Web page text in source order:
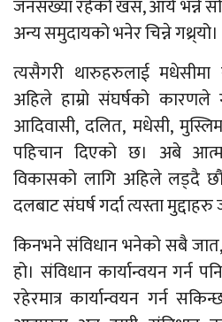
जनसंख्या रहेको खस, आर्य भन्ने
अन्य समुदायको भनेर चिन्ने गथ्र्यो।
त्यसैगरी थारुहरुलाई मधेसीमा
अहिले हाम्रो संघर्षको कारणले
आदिवासी, दलित, मधेसी,
पहिचान दिएको छ। अबे
विकासको लागि अहिले लड्दै
दलबाट संघर्ष गर्दा त्यस्ता
किनभने संविधान भनेको सबै जात,
हो। संविधान कार्यान्वयन गर्न
रहेरमात्र कार्यान्वयन गर्न